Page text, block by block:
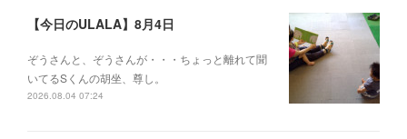
【今日のULALA】8月4日
ぞうさんと、ぞうさんが・・・ちょっと離れて聞
いてるSくんの胡坐、尊し。
2026.08.04 07:24